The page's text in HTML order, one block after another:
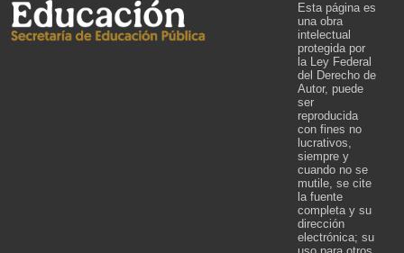
Esta página es
una obra
intelectual
protegida por
la Ley Federal
del Derecho de
Autor, puede
ser
reproducida
con fines no
lucrativos,
siempre y
cuando no se
mutile, se cite
la fuente
completa y su
dirección
electrónica; su